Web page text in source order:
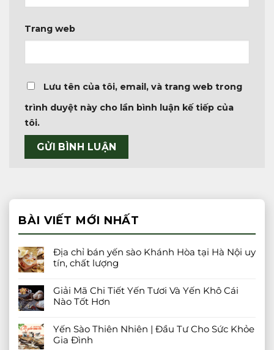
Trang web
Lưu tên của tôi, email, và trang web trong
trình duyệt này cho lần bình luận kế tiếp của
tôi.
BÀI VIẾT MỚI NHẤT
Địa chỉ bán yến sào Khánh Hòa tại Hà Nội uy
tín, chất lượng
Giải Mã Chi Tiết Yến Tươi Và Yến Khô Cái
Nào Tốt Hơn
Yến Sào Thiên Nhiên | Đầu Tư Cho Sức Khỏe
Gia Đình